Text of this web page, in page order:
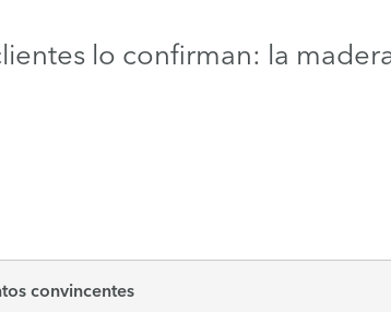
lo confirman: la
convincentes